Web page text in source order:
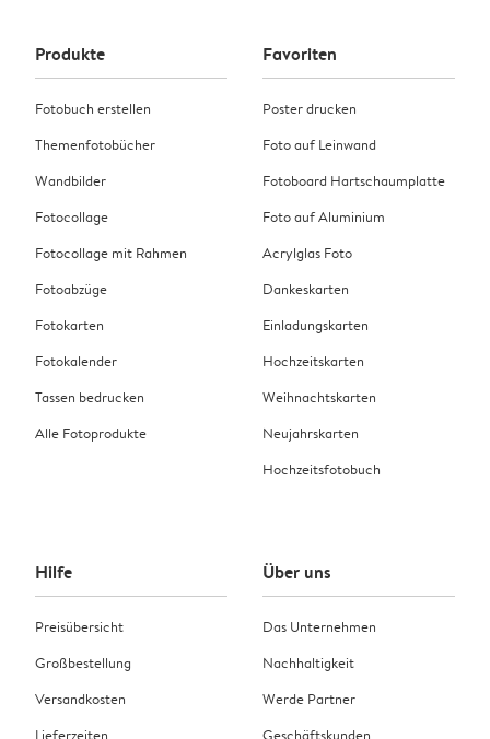
Produkte
Fotobuch erstellen
Themenfotobücher
Wandbilder
Fotocollage
Fotocollage mit Rahmen
Fotoabzüge
Fotokarten
Fotokalender
Tassen bedrucken
Alle Fotoprodukte
Favoriten
Poster drucken
Foto auf Leinwand
Fotoboard Hartschaumplatte
Foto auf Aluminium
Acrylglas Foto
Dankeskarten
Einladungskarten
Hochzeitskarten
Weihnachtskarten
Neujahrskarten
Hochzeitsfotobuch
Hilfe
Preisübersicht
Großbestellung
Versandkosten
Lieferzeiten
Über uns
Das Unternehmen
Nachhaltigkeit
Werde Partner
Geschäftskunden